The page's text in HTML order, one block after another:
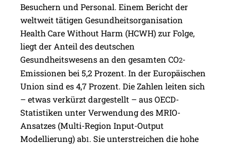
Besuchern und Personal. Einem Bericht der
weltweit tätigen Gesundheitsorganisation
Health Care Without Harm (HCWH) zur Folge,
liegt der Anteil des deutschen
Gesundheitswesens an den gesamten CO2-
Emissionen bei 5,2 Prozent. In der Europäischen
Union sind es 4,7 Prozent. Die Zahlen leiten sich
– etwas verkürzt dargestellt – aus OECD-
Statistiken unter Verwendung des MRIO-
Ansatzes (Multi-Region Input-Output
Modellierung) ab1. Sie unterstreichen die hohe